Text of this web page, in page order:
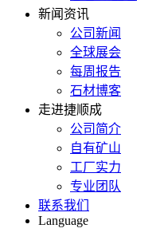
新闻资讯
公司新闻
全球展会
每周报告
石材博客
走进捷顺成
公司简介
自有矿山
工厂实力
专业团队
联系我们
Language